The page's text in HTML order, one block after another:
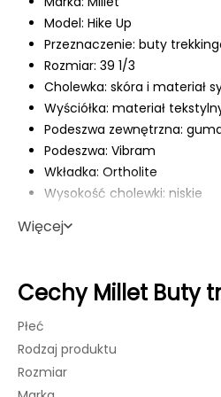
Model: Hike Up
Przeznaczenie: buty
Rozmiar: 39 1/3
Cholewka: skóra i materiał
Wyściółka: materiał
Podeszwa zewnętrzna:
Podeszwa: Vibram
Wkładka: Ortholite
Wysokość cholewki: niskie
Ochrona przodu:
Kompatybilność z rakami:
Waga: ok. 340 g (jeden
Sezon: całoroczne (poza
Kolor: czarny/turkusowy
Więcej
Cechy Millet Buty
Płeć
Rodzaj produktu
Rozmiar